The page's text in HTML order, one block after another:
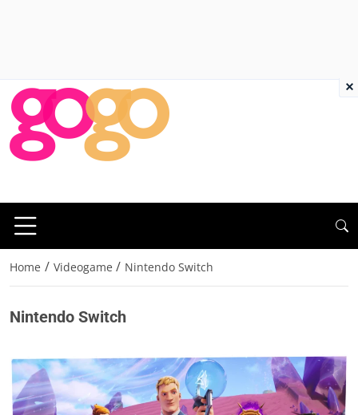
Home / Videogame / Nintendo Switch
Nintendo Switch
×